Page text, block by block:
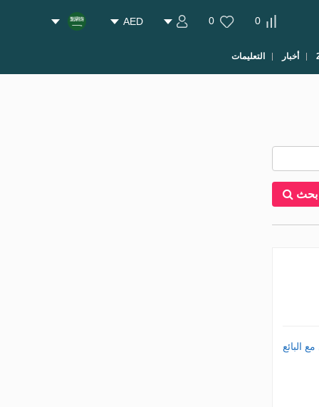
0
0
AED
أخبار التعليمات
بحث
البائع